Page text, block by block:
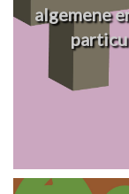
algemene